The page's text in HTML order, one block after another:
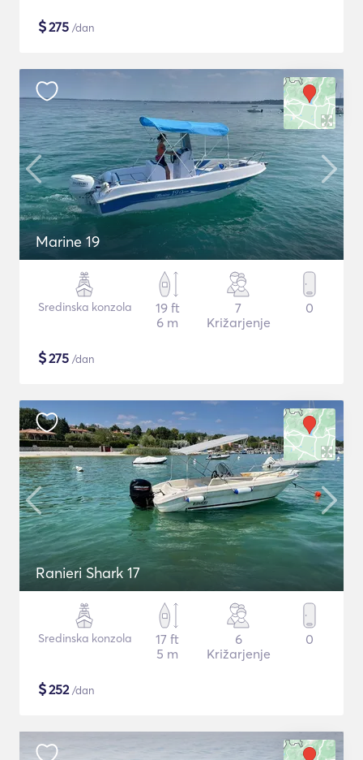
$275 /dan
Marine 19
Sredinska konzola
19 ft
6 m
7
Križarjenje
0
$275 /dan
Ranieri Shark 17
Sredinska konzola
17 ft
5 m
6
Križarjenje
0
$252/dan